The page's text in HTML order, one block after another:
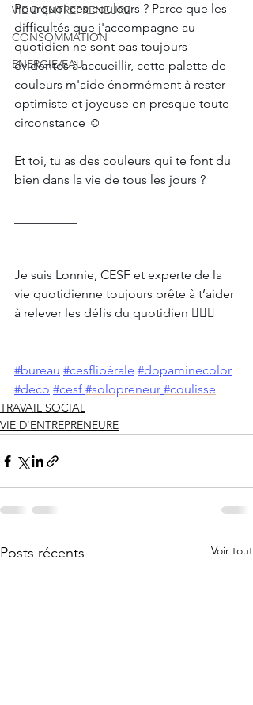
VIE D'ENTREPRENEURE
CONSOMMATION
ENERGIE/EAU
Pourquoi ces couleurs ? Parce que les
difficultés que j'accompagne au
quotidien ne sont pas toujours
évidentes à accueillir, cette palette de
couleurs m'aide énormément à rester
optimiste et joyeuse en presque toute
circonstance ☺️
Et toi, tu as des couleurs qui te font du
bien dans la vie de tous les jours ?
Je suis Lonnie, CESF et experte de la
vie quotidienne toujours prête à t’aider
à relever les défis du quotidien 🙋🏾‍♀️
#bureau #cesflibérale #dopaminecolor
#deco #cesf #solopreneur #coulisse
TRAVAIL SOCIAL
VIE D'ENTREPRENEURE
Posts récents Voir tout